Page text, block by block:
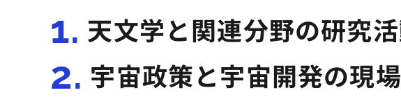
1. 天文学と関連分野の研究
2. 宇宙政策と宇宙開発の現